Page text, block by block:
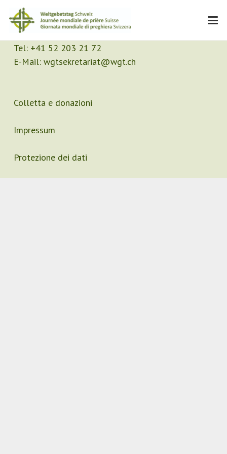
Contatto
Segretariato
Tel: +41 52 203 21 72
E-Mail: wgtsekretariat@wgt.ch
Colletta e donazioni
Impressum
Protezione dei dati